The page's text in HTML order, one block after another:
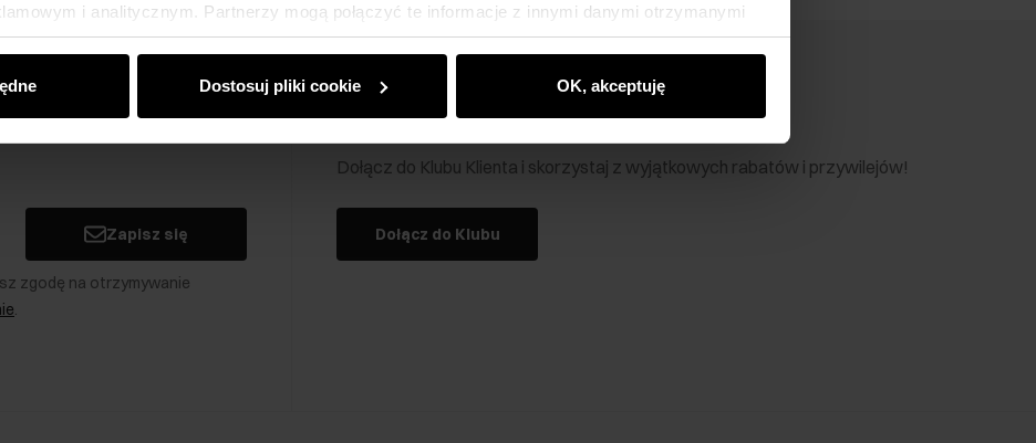
i analitycznym. Partnerzy mogą połączyć te informacje z innymi danymi otrzymanymi
podczas korzystania z ich usług.
Dostosuj pliki cookie OK, akceptuję
Zapisz się
zgodę na otrzymywanie
.
Klub Klienta Ochnik
Dołącz do Klubu Klienta i skorzystaj z wyjątkowych rabatów i przywilejów!
Dołącz do Klubu